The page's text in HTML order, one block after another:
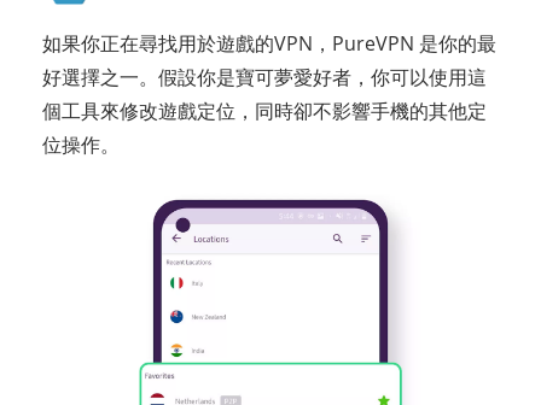
如果你正在尋找用於遊戲的VPN，PureVPN 是你的最
好選擇之一。假設你是寶可夢愛好者，你可以使用這
個工具來修改遊戲定位，同時卻不影響手機的其他定
位操作。